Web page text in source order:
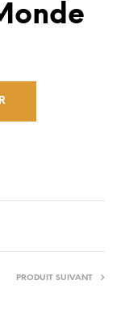
PRODUIT SUIVANT